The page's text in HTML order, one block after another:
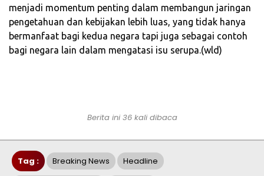
menjadi momentum penting dalam membangun jaringan
pengetahuan dan kebijakan lebih luas, yang tidak hanya
bermanfaat bagi kedua negara tapi juga sebagai contoh
bagi negara lain dalam mengatasi isu serupa.(wld)
Berita ini 36 kali dibaca
Tag : Breaking News Headline